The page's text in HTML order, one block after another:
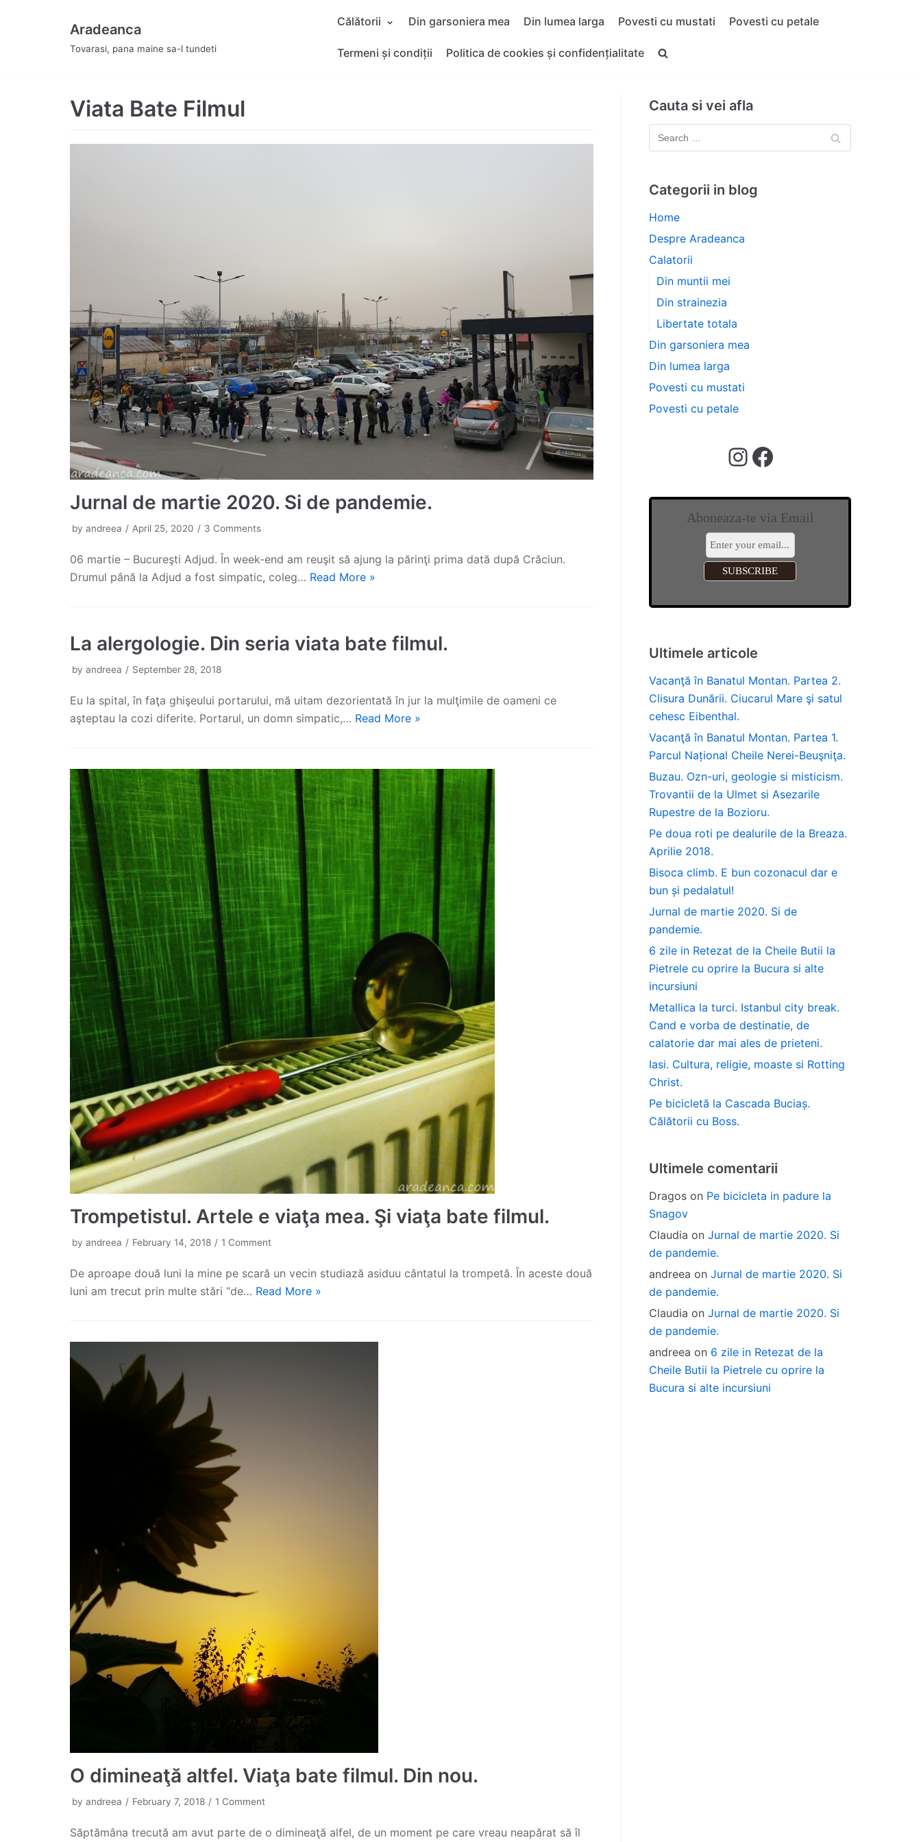
Aradeanca
Tovarasi, pana maine sa-l tundeti
Călătorii Din garsoniera mea Din lumea larga Povesti cu mustati Povesti cu petale
Termeni și condiții Politica de cookies și confidențialitate
Viata Bate Filmul
Jurnal de martie 2020. Si de pandemie.
by andreea April 25, 2020 3 Comments
06 martie – Bucureşti Adjud. În week-end am reuşit să ajung la părinţi prima dată după Crăciun.
Drumul până la Adjud a fost simpatic, coleg… Read More »
La alergologie. Din seria viata bate filmul.
by andreea September 28, 2018
Eu la spital, în faţa ghişeului portarului, mă uitam dezorientată în jur la mulţimile de oameni ce
aşteptau la cozi diferite. Portarul, un domn simpatic,… Read More »
Trompetistul. Artele e viaţa mea. Şi viaţa bate filmul.
by andreea February 14, 2018 1 Comment
De aproape două luni la mine pe scară un vecin studiază asiduu cântatul la trompetă. În aceste două
luni am trecut prin multe stări “de… Read More »
O dimineaţă altfel. Viaţa bate filmul. Din nou.
by andreea February 7, 2018 1 Comment
Săptămâna trecută am avut parte de o dimineaţă alfel, de un moment pe care vreau neapărat să îl
Cauta si vei afla
Categorii in blog
Home
Despre Aradeanca
Calatorii
Din muntii mei
Din strainezia
Libertate totala
Din garsoniera mea
Din lumea larga
Povesti cu mustati
Povesti cu petale
Aboneaza-te via Email
Ultimele articole
Vacanţă în Banatul Montan. Partea 2.
Clisura Dunării. Ciucarul Mare şi satul
cehesc Eibenthal.
Vacanţă în Banatul Montan. Partea 1.
Parcul Național Cheile Nerei-Beuşniţa.
Buzau. Ozn-uri, geologie si misticism.
Trovantii de la Ulmet si Asezarile
Rupestre de la Bozioru.
Pe doua roti pe dealurile de la Breaza.
Aprilie 2018.
Bisoca climb. E bun cozonacul dar e
bun și pedalatul!
Jurnal de martie 2020. Si de
pandemie.
6 zile in Retezat de la Cheile Butii la
Pietrele cu oprire la Bucura si alte
incursiuni
Metallica la turci. Istanbul city break.
Cand e vorba de destinatie, de
calatorie dar mai ales de prieteni.
Iasi. Cultura, religie, moaste si Rotting
Christ.
Pe bicicletă la Cascada Buciaș.
Călătorii cu Boss.
Ultimele comentarii
Dragos on Pe bicicleta in padure la
Snagov
Claudia on Jurnal de martie 2020. Si
de pandemie.
andreea on Jurnal de martie 2020. Si
de pandemie.
Claudia on Jurnal de martie 2020. Si
de pandemie.
andreea on 6 zile in Retezat de la
Cheile Butii la Pietrele cu oprire la
Bucura si alte incursiuni